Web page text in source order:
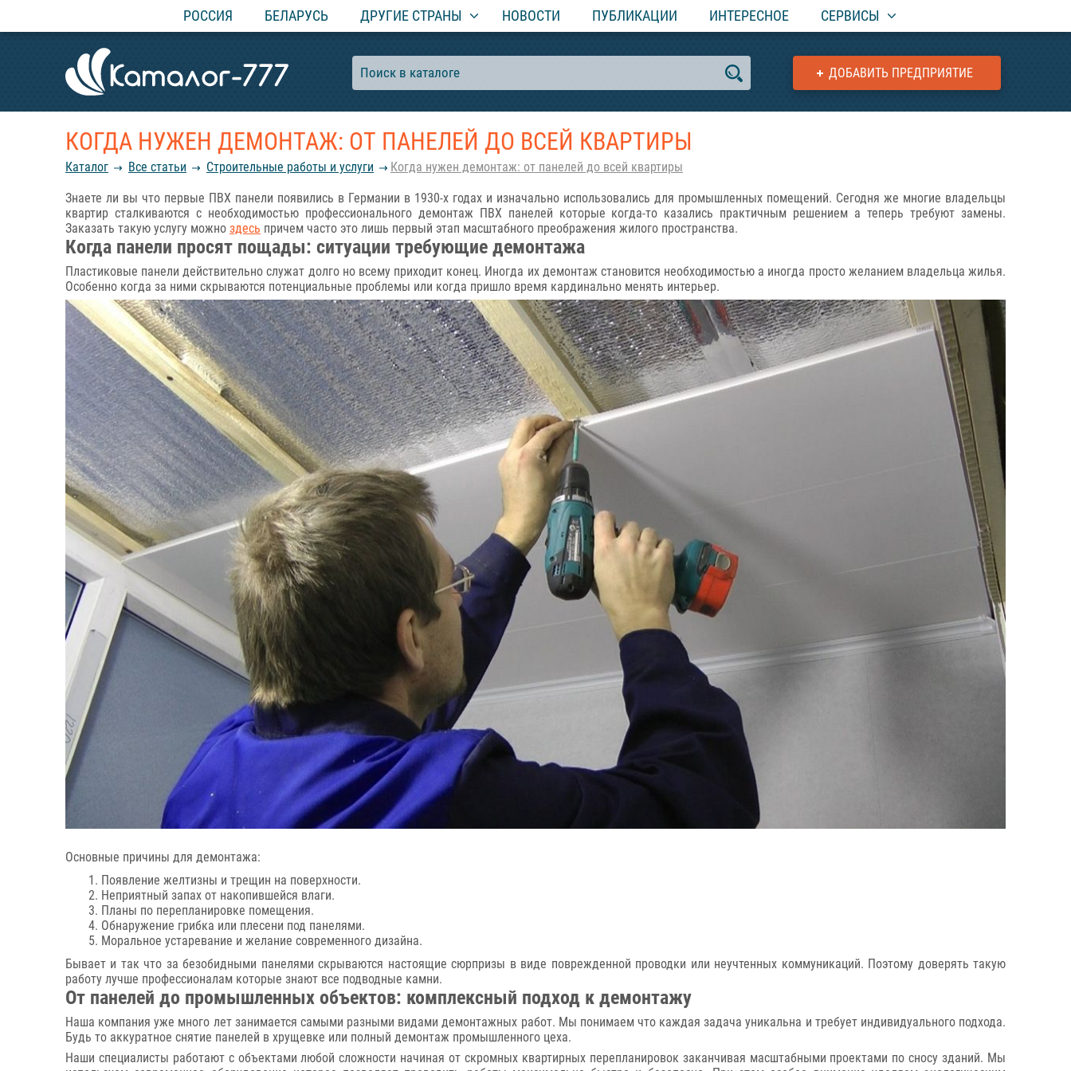
РОССИЯ БЕЛАРУСЬ ДРУГИЕ СТРАНЫ НОВОСТИ ПУБЛИКАЦИИ ИНТЕРЕСНОЕ СЕРВИСЫ
ДОБАВИТЬ ПРЕДПРИЯТИЕ
КОГДА НУЖЕН ДЕМОНТАЖ: ОТ ПАНЕЛЕЙ ДО ВСЕЙ КВАРТИРЫ
Каталог Все статьи Строительные работы и услуги Когда нужен демонтаж: от панелей до всей квартиры
Знаете ли вы что первые ПВХ панели появились в Германии в 1930-х годах и изначально использовались для промышленных помещений. Сегодня же многие владельцы
квартир сталкиваются с необходимостью профессионального демонтаж ПВХ панелей которые когда-то казались практичным решением а теперь требуют замены.
Заказать такую услугу можно здесь причем часто это лишь первый этап масштабного преображения жилого пространства.
Когда панели просят пощады: ситуации требующие демонтажа
Пластиковые панели действительно служат долго но всему приходит конец. Иногда их демонтаж становится необходимостью а иногда просто желанием владельца жилья.
Особенно когда за ними скрываются потенциальные проблемы или когда пришло время кардинально менять интерьер.
Основные причины для демонтажа:
Появление желтизны и трещин на поверхности.
Неприятный запах от накопившейся влаги.
Планы по перепланировке помещения.
Обнаружение грибка или плесени под панелями.
Моральное устаревание и желание современного дизайна.
Бывает и так что за безобидными панелями скрываются настоящие сюрпризы в виде поврежденной проводки или неучтенных коммуникаций. Поэтому доверять такую
работу лучше профессионалам которые знают все подводные камни.
От панелей до промышленных объектов: комплексный подход к демонтажу
Наша компания уже много лет занимается самыми разными видами демонтажных работ. Мы понимаем что каждая задача уникальна и требует индивидуального подхода.
Будь то аккуратное снятие панелей в хрущевке или полный демонтаж промышленного цеха.
Наши специалисты работают с объектами любой сложности начиная от скромных квартирных перепланировок заканчивая масштабными проектами по сносу зданий. Мы